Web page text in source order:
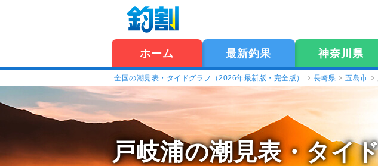
ホーム 最新釣果 神奈川県
全国の潮見表・タイドグラフ（2026年最新版・完全版） 長崎県 五島市
戸岐浦の潮見表・タイ